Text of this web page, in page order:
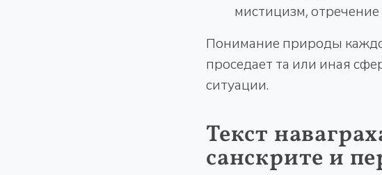
мистицизм,
Понимание природы
проседает та или иная
ситуации.
Текст
санскрите и